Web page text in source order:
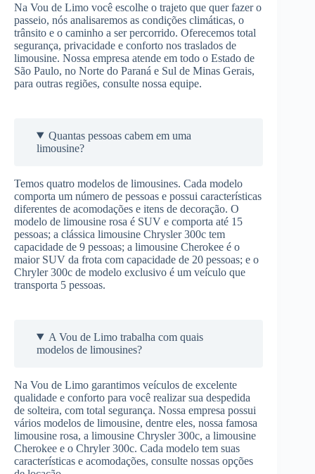
Na Vou de Limo você escolhe o trajeto que quer fazer o
passeio, nós analisaremos as condições climáticas, o
trânsito e o caminho a ser percorrido. Oferecemos total
segurança, privacidade e conforto nos traslados de
limousine. Nossa empresa atende em todo o Estado de
São Paulo, no Norte do Paraná e Sul de Minas Gerais,
para outras regiões, consulte nossa equipe.
Quantas pessoas cabem em uma
limousine?
Temos quatro modelos de limousines. Cada modelo
comporta um número de pessoas e possui características
diferentes de acomodações e itens de decoração. O
modelo de limousine rosa é SUV e comporta até 15
pessoas; a clássica limousine Chrysler 300c tem
capacidade de 9 pessoas; a limousine Cherokee é o
maior SUV da frota com capacidade de 20 pessoas; e o
Chryler 300c de modelo exclusivo é um veículo que
transporta 5 pessoas.
A Vou de Limo trabalha com quais
modelos de limousines?
Na Vou de Limo garantimos veículos de excelente
qualidade e conforto para você realizar sua despedida
de solteira, com total segurança. Nossa empresa possui
vários modelos de limousine, dentre eles, nossa famosa
limousine rosa, a limousine Chrysler 300c, a limousine
Cherokee e o Chryler 300c. Cada modelo tem suas
características e acomodações, consulte nossas opções